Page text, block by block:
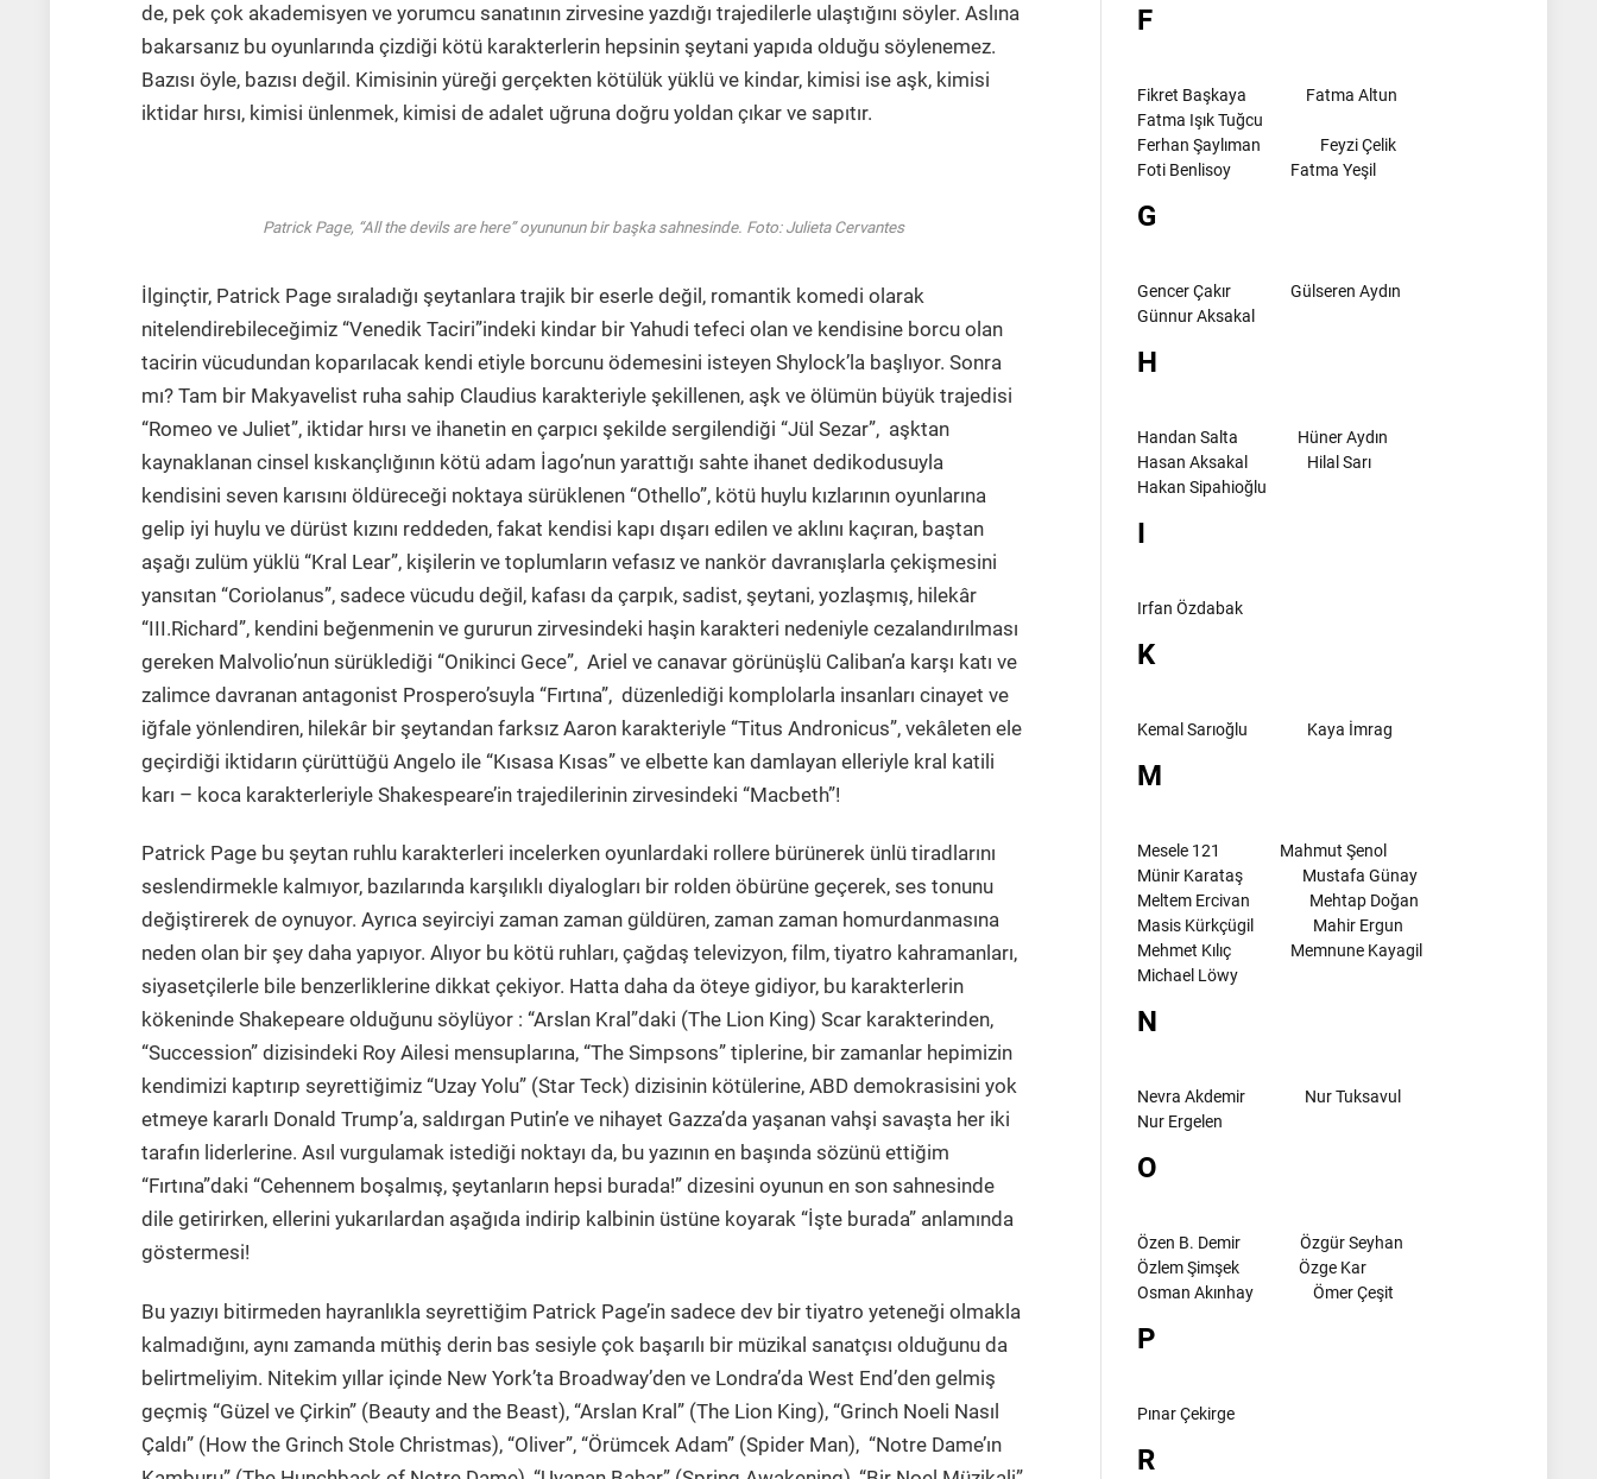
de, pek çok akademisyen ve yorumcu sanatının zirvesine yazdığı trajedilerle ulaştığını söyler. Aslına
bakarsanız bu oyunlarında çizdiği kötü karakterlerin hepsinin şeytani yapıda olduğu söylenemez.
Bazısı öyle, bazısı değil. Kimisinin yüreği gerçekten kötülük yüklü ve kindar, kimisi ise aşk, kimisi
iktidar hırsı, kimisi ünlenmek, kimisi de adalet uğruna doğru yoldan çıkar ve sapıtır.
Patrick Page, “All the devils are here” oyununun bir başka sahnesinde. Foto: Julieta Cervantes
İlginçtir, Patrick Page sıraladığı şeytanlara trajik bir eserle değil, romantik komedi olarak
nitelendirebileceğimiz “Venedik Taciri”indeki kindar bir Yahudi tefeci olan ve kendisine borcu olan
tacirin vücudundan koparılacak kendi etiyle borcunu ödemesini isteyen Shylock’la başlıyor. Sonra
mı? Tam bir Makyavelist ruha sahip Claudius karakteriyle şekillenen, aşk ve ölümün büyük trajedisi
“Romeo ve Juliet”, iktidar hırsı ve ihanetin en çarpıcı şekilde sergilendiği “Jül Sezar”, aşktan
kaynaklanan cinsel kıskançlığının kötü adam İago’nun yarattığı sahte ihanet dedikodusuyla
kendisini seven karısını öldüreceği noktaya sürüklenen “Othello”, kötü huylu kızlarının oyunlarına
gelip iyi huylu ve dürüst kızını reddeden, fakat kendisi kapı dışarı edilen ve aklını kaçıran, baştan
aşağı zulüm yüklü “Kral Lear”, kişilerin ve toplumların vefasız ve nankör davranışlarla çekişmesini
yansıtan “Coriolanus”, sadece vücudu değil, kafası da çarpık, sadist, şeytani, yozlaşmış, hilekâr
“III.Richard”, kendini beğenmenin ve gururun zirvesindeki haşin karakteri nedeniyle cezalandırılması
gereken Malvolio’nun sürüklediği “Onikinci Gece”, Ariel ve canavar görünüşlü Caliban’a karşı katı ve
zalimce davranan antagonist Prospero’suyla “Fırtına”, düzenlediği komplolarla insanları cinayet ve
iğfale yönlendiren, hilekâr bir şeytandan farksız Aaron karakteriyle “Titus Andronicus”, vekâleten ele
geçirdiği iktidarın çürüttüğü Angelo ile “Kısasa Kısas” ve elbette kan damlayan elleriyle kral katili
karı – koca karakterleriyle Shakespeare’in trajedilerinin zirvesindeki “Macbeth”!
Patrick Page bu şeytan ruhlu karakterleri incelerken oyunlardaki rollere bürünerek ünlü tiradlarını
seslendirmekle kalmıyor, bazılarında karşılıklı diyalogları bir rolden öbürüne geçerek, ses tonunu
değiştirerek de oynuyor. Ayrıca seyirciyi zaman zaman güldüren, zaman zaman homurdanmasına
neden olan bir şey daha yapıyor. Alıyor bu kötü ruhları, çağdaş televizyon, film, tiyatro kahramanları,
siyasetçilerle bile benzerliklerine dikkat çekiyor. Hatta daha da öteye gidiyor, bu karakterlerin
kökeninde Shakepeare olduğunu söylüyor : “Arslan Kral”daki (The Lion King) Scar karakterinden,
“Succession” dizisindeki Roy Ailesi mensuplarına, “The Simpsons” tiplerine, bir zamanlar hepimizin
kendimizi kaptırıp seyrettiğimiz “Uzay Yolu” (Star Teck) dizisinin kötülerine, ABD demokrasisini yok
etmeye kararlı Donald Trump’a, saldırgan Putin’e ve nihayet Gazza’da yaşanan vahşi savaşta her iki
tarafın liderlerine. Asıl vurgulamak istediği noktayı da, bu yazının en başında sözünü ettiğim
“Fırtına”daki “Cehennem boşalmış, şeytanların hepsi burada!” dizesini oyunun en son sahnesinde
dile getirirken, ellerini yukarılardan aşağıda indirip kalbinin üstüne koyarak “İşte burada” anlamında
göstermesi!
Bu yazıyı bitirmeden hayranlıkla seyrettiğim Patrick Page’in sadece dev bir tiyatro yeteneği olmakla
kalmadığını, aynı zamanda müthiş derin bas sesiyle çok başarılı bir müzikal sanatçısı olduğunu da
belirtmeliyim. Nitekim yıllar içinde New York’ta Broadway’den ve Londra’da West End’den gelmiş
geçmiş “Güzel ve Çirkin” (Beauty and the Beast), “Arslan Kral” (The Lion King), “Grinch Noeli Nasıl
Çaldı” (How the Grinch Stole Christmas), “Oliver”, “Örümcek Adam” (Spider Man), “Notre Dame’ın
F
Fikret Başkaya
Fatma Altun
Fatma Işık Tuğcu
Ferhan Şaylıman
Feyzi Çelik
Foti Benlisoy
Fatma Yeşil
G
Gencer Çakır
Gülseren Aydın
Günnur Aksakal
H
Handan Salta
Hüner Aydın
Hasan Aksakal
Hilal Sarı
Hakan Sipahioğlu
I
Irfan Özdabak
K
Kemal Sarıoğlu Kaya İmrag
M
Mesele 121
Mahmut Şenol
Münir Karataş
Mustafa Günay
Meltem Ercivan
Mehtap Doğan
Masis Kürkçügil
Mahir Ergun
Mehmet Kılıç
Memnune Kayagil
Michael Löwy
N
Nevra Akdemir
Nur Tuksavul
Nur Ergelen
O
Özen B. Demir
Özgür Seyhan
Özlem Şimşek
Özge Kar
Osman Akınhay
Ömer Çeşit
P
Pınar Çekirge
R